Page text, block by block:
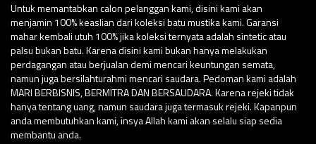
Untuk memantabkan calon pelanggan kami, disini kami akan
menjamin 100% keaslian dari koleksi batu mustika kami. Garansi
mahar kembali utuh 100% jika koleksi ternyata adalah sintetic atau
palsu bukan batu. Karena disini kami bukan hanya melakukan
perdagangan atau berjualan demi mencari keuntungan semata,
namun juga bersilahturahmi mencari saudara. Pedoman kami adalah
MARI BERBISNIS, BERMITRA DAN BERSAUDARA. Karena rejeki tidak
hanya tentang uang, namun saudara juga termasuk rejeki. Kapanpun
anda membutuhkan kami, insya Allah kami akan selalu siap sedia
membantu anda.